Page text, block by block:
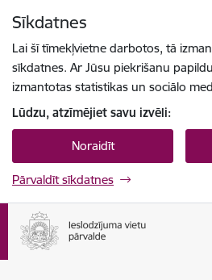
Sīkdatnes
Lai šī tīmekļvietne darbotos, tā
sīkdatnes. Ar Jūsu piekrišanu
izmantotas statistikas un sociālo
Lūdzu, atzīmējiet savu izvēli:
Noraidīt
Pārvaldīt sīkdatnes